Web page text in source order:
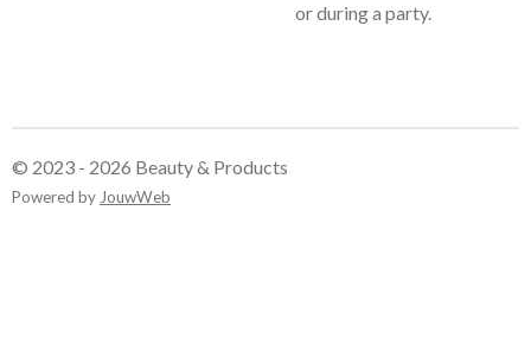
or during a party.
© 2023 - 2026 Beauty & Products
Powered by JouwWeb